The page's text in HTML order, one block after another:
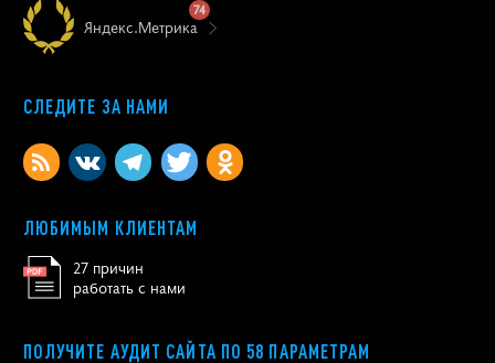
Яндекс.Метрика
74
СЛЕДИТЕ ЗА НАМИ
ЛЮБИМЫМ КЛИЕНТАМ
27 причин
работать с нами
ПОЛУЧИТЕ АУДИТ САЙТА ПО 58 ПАРАМЕТРАМ